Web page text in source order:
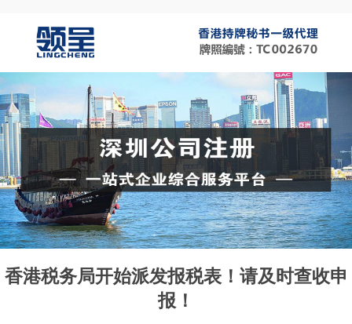
香港税务局开始派发报税表！请及时查收申
报！